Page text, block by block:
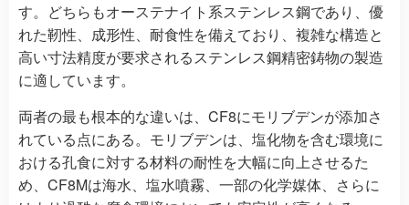
す。どちらもオーステナイト系ステンレス鋼であり、優
れた靭性、成形性、耐食性を備えており、複雑な構造と
高い寸法精度が要求されるステンレス鋼精密鋳物の製造
に適しています。
両者の最も根本的な違いは、CF8にモリブデンが添加さ
れている点にある。モリブデンは、塩化物を含む環境に
おける孔食に対する材料の耐性を大幅に向上させるた
め、CF8Mは海水、塩水噴霧、一部の化学媒体、さらに